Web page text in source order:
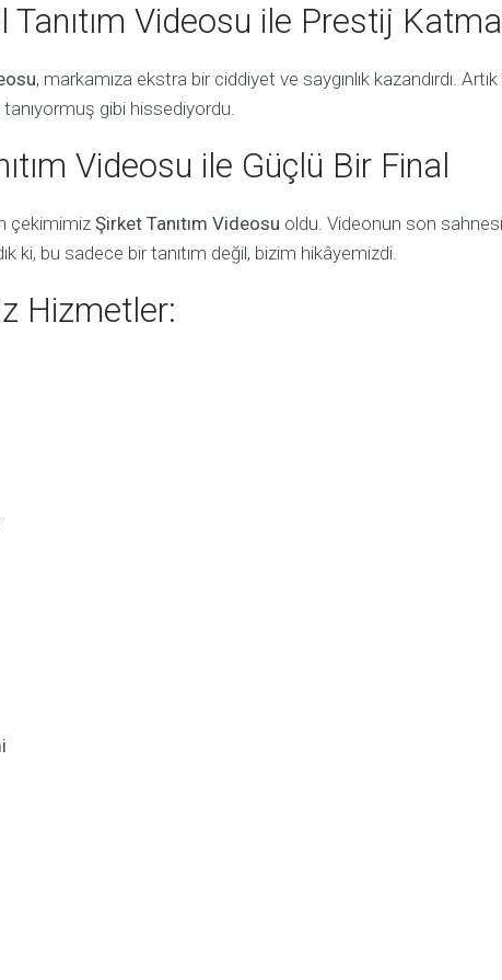
Tanıtım Videosu ile Prestij
, markamıza ekstra bir ciddiyet ve saygınlık kazandırdı.
gibi hissediyordu.
Videosu ile Güçlü Bir Final
çekimimizŞirket Tanıtım Videosu oldu. Videonun son
ki, bu sadece bir tanıtım değil, bizim hikâyemizdi.
Hizmetler: